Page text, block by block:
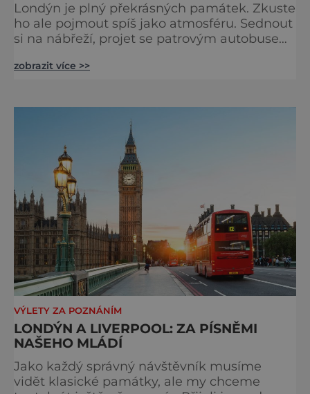
Londýn je plný překrásných památek. Zkuste
ho ale pojmout spíš jako atmosféru. Sednout
si na nábřeží, projet se patrovým autobusem
Beatles nebo třeba samotný admirál Nelson.
kontinentech. Kdo tady nikdy nebyl, toho
překvapí, kol
zobrazit více >>
VÝLETY ZA POZNÁNÍM
LONDÝN A LIVERPOOL: ZA PÍSNĚMI
NAŠEHO MLÁDÍ
Jako každý správný návštěvník musíme
vidět klasické památky, ale my chceme